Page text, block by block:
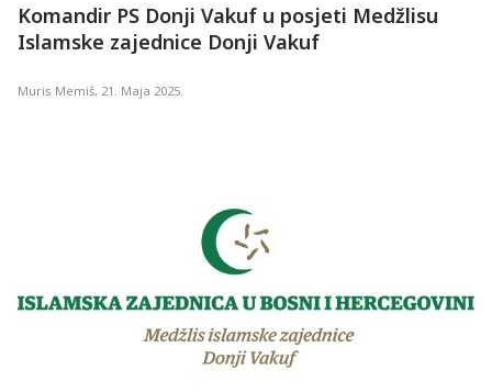
Komandir PS Donji Vakuf u posjeti Medžlisu
Islamske zajednice Donji Vakuf
Muris Memiš, 21. Maja 2025.